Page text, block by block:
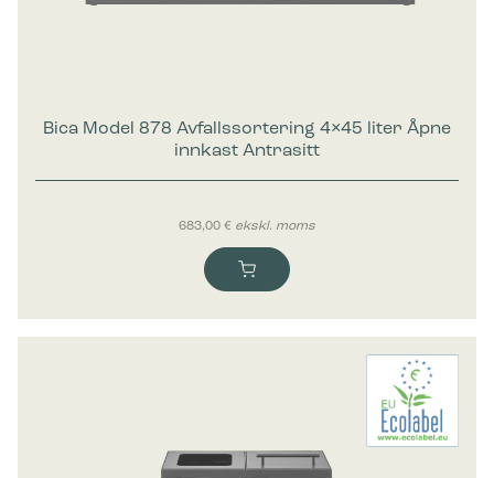
Bica Model 878 Avfallssortering 4×45 liter Åpne
innkast Antrasitt
683,00 € ekskl. moms